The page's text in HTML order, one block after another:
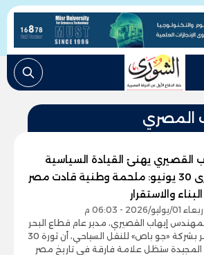
المصري
القصيري يهنئ القيادة السياسية
بذكرى 30 يونيو: ملحمة وطنية قادت مصر
والاستقرار
01/يوليو/2026 - 06:03 م
إيهاب القصيري، مدير عام قطاع البحر
الأحمر بشركة «جو باص» للنقل السياحي، أن ثورة 30
المجيدة ستظل علامة فارقة في تاريخ مصر